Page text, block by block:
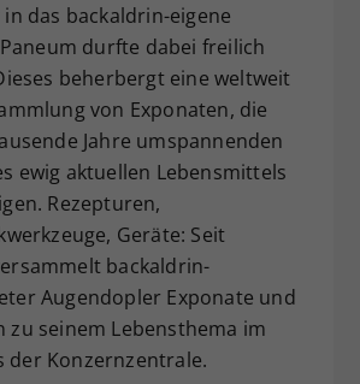
das backaldrin-eigene
durfte dabei freilich
beherbergt eine weltweit
von Exponaten, die
Jahre umspannenden
ewig aktuellen Lebensmittels
Rezepturen,
Geräte: Seit
backaldrin-
Augendopler Exponate und
zu seinem Lebensthema im
der Konzernzentrale.